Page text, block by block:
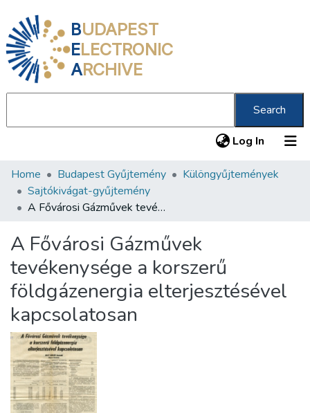
BUDAPEST
ELECTRONIC
ARCHIVE
Search
Log In (current)
Communities & Collections
All of DSpace
About us
Home Budapest Gyűjtemény
Különgyűjtemények
Sajtókivágat-gyűjtemény
A Fővárosi Gázművek tevékenysége a korszerű földgázenergia elterjesztésével kapcsolatosan
A Fővárosi Gázművek
tevékenysége a korszerű
földgázenergia elterjesztésével
kapcsolatosan